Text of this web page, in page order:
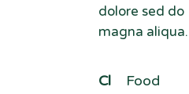
dolore sed do
magna aliqua.
Cl
Food